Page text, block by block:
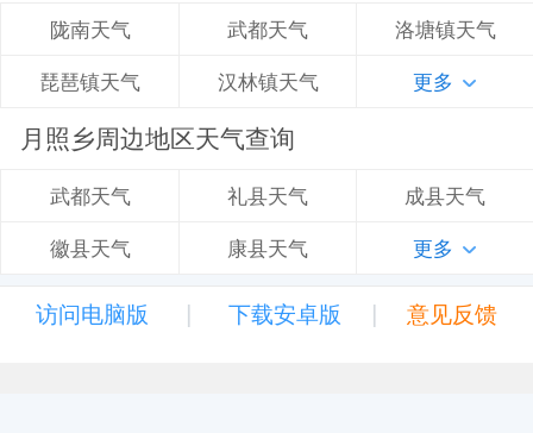
陇南天气 武都天气 洛塘镇天气
琵琶镇天气 汉林镇天气 更多
月照乡周边地区天气查询
武都天气 礼县天气 成县天气
徽县天气 康县天气 更多
访问电脑版 | 下载安卓版 | 意见反馈